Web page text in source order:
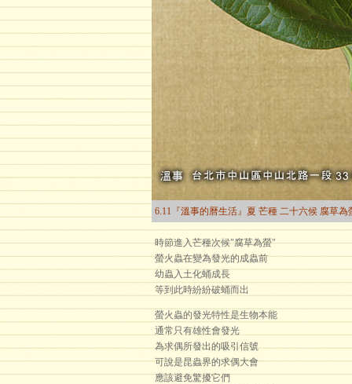
6.11『溫事的曆生活』夏 芒種 二十六候 腐草為
時節進入芒種次候"腐草為螢"
螢火蟲在變為發光的成蟲前
幼蟲入土化蛹成長
等到此時紛紛破蛹而出
螢火蟲的發光特性是生物本能
通常只有雄性會發光
為求偶所發出的吸引信號
可說是昆蟲界的求偶大會
應該避免驚擾它們